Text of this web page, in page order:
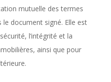
mutuelle des termes
document signé. Elle est
l’intégrité et la
ainsi que pour